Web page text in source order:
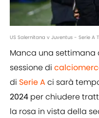
US Salernitana v Juventus - Serie A
Manca una settimana
sessione di
di Serie A ci sarà
2024 per chiudere
la rosa in vista della